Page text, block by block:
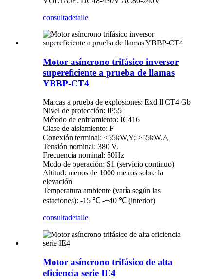
consultadetalle
Motor asíncrono trifásico inversor
supereficiente a prueba de llamas
YBBP-CT4
Marcas a prueba de explosiones: Exd ll CT4 Gb
Nivel de protección: IP55
Método de enfriamiento: IC416
Clase de aislamiento: F
Conexión terminal: ≤55kW,Y; >55kW.△
Tensión nominal: 380 V.
Frecuencia nominal: 50Hz
Modo de operación: S1 (servicio continuo)
Altitud: menos de 1000 metros sobre la
elevación.
Temperatura ambiente (varía según las
estaciones): -15 ℃ -+40 ℃ (interior)
consultadetalle
Motor asíncrono trifásico de alta
eficiencia serie IE4